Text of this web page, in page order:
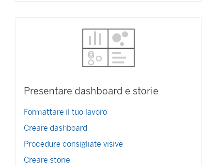
Presentare dashboard e storie
Formattare il tuo lavoro
Creare dashboard
Procedure consigliate visive
Creare storie